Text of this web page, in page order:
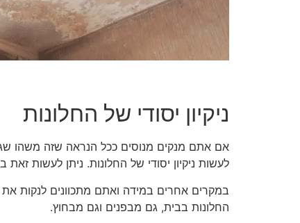
ניקיון יסודי של החלונות
אם אתם מנקים מנוסים ככל הנראה שזה משהו
לעשות ניקיון יסודי של החלונות. ניתן לעשות
במקרים אחרים במידה ואתם מתכוונים לנקות
החלונות בבית, גם מבפנים וגם מבחוץ.